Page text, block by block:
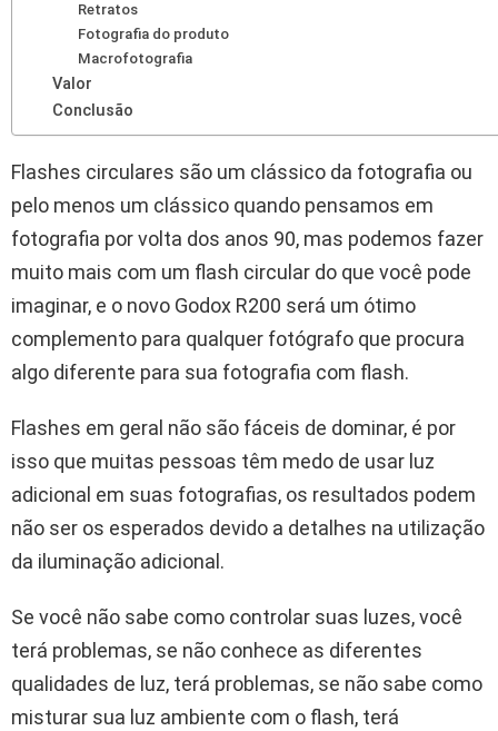
Retratos
Fotografia do produto
Macrofotografia
Valor
Conclusão
Flashes circulares são um clássico da fotografia ou
pelo menos um clássico quando pensamos em
fotografia por volta dos anos 90, mas podemos fazer
muito mais com um flash circular do que você pode
imaginar, e o novo Godox R200 será um ótimo
complemento para qualquer fotógrafo que procura
algo diferente para sua fotografia com flash.
Flashes em geral não são fáceis de dominar, é por
isso que muitas pessoas têm medo de usar luz
adicional em suas fotografias, os resultados podem
não ser os esperados devido a detalhes na utilização
da iluminação adicional.
Se você não sabe como controlar suas luzes, você
terá problemas, se não conhece as diferentes
qualidades de luz, terá problemas, se não sabe como
misturar sua luz ambiente com o flash, terá